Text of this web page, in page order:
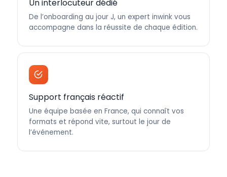
Un interlocuteur dédié
De l’onboarding au jour J, un expert inwink vous
accompagne dans la réussite de chaque édition.
Support français réactif
Une équipe basée en France, qui connaît vos
formats et répond vite, surtout le jour de
l’événement.